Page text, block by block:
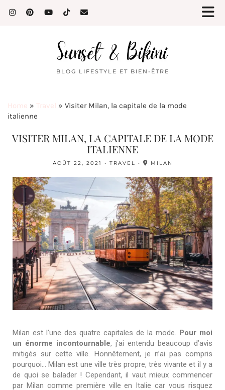
BLOG LIFESTYLE ET BIEN-ÊTRE
Home » Travel » Visiter Milan, la capitale de la mode
italienne
VISITER MILAN, LA CAPITALE DE LA MODE
ITALIENNE
AOÛT 22, 2021 TRAVEL MILAN
Milan est l’une des quatre capitales de la mode. Pour moi
un énorme incontournable, j’ai entendu beaucoup d’avis
mitigés sur cette ville. Honnêtement, je n’ai pas compris
pourquoi… Milan est une ville très propre, très vivante et il y a
de quoi se balader ! Cependant, il vaut mieux commencer
par Milan comme première ville en Italie car vous risquez